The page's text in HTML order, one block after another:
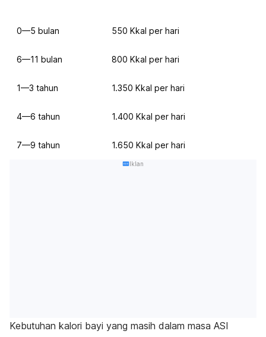
0—5 bulan 550 Kkal per hari
6—11 bulan 800 Kkal per hari
1—3 tahun 1.350 Kkal per hari
4—6 tahun 1.400 Kkal per hari
7—9 tahun 1.650 Kkal per hari
Iklan
Kebutuhan kalori bayi yang masih dalam masa ASI